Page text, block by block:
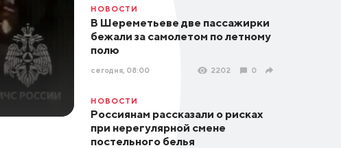
НОВОСТИ
В Шереметьеве две пассажирки
бежали за самолетом по летному
полю
сегодня, 08:00 2202 0
НОВОСТИ
Россиянам рассказали о рисках
при нерегулярной смене
постельного белья